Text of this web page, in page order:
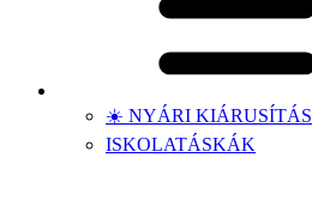
☀️ NYÁRI KIÁRUSÍTÁS
ISKOLATÁSKÁK